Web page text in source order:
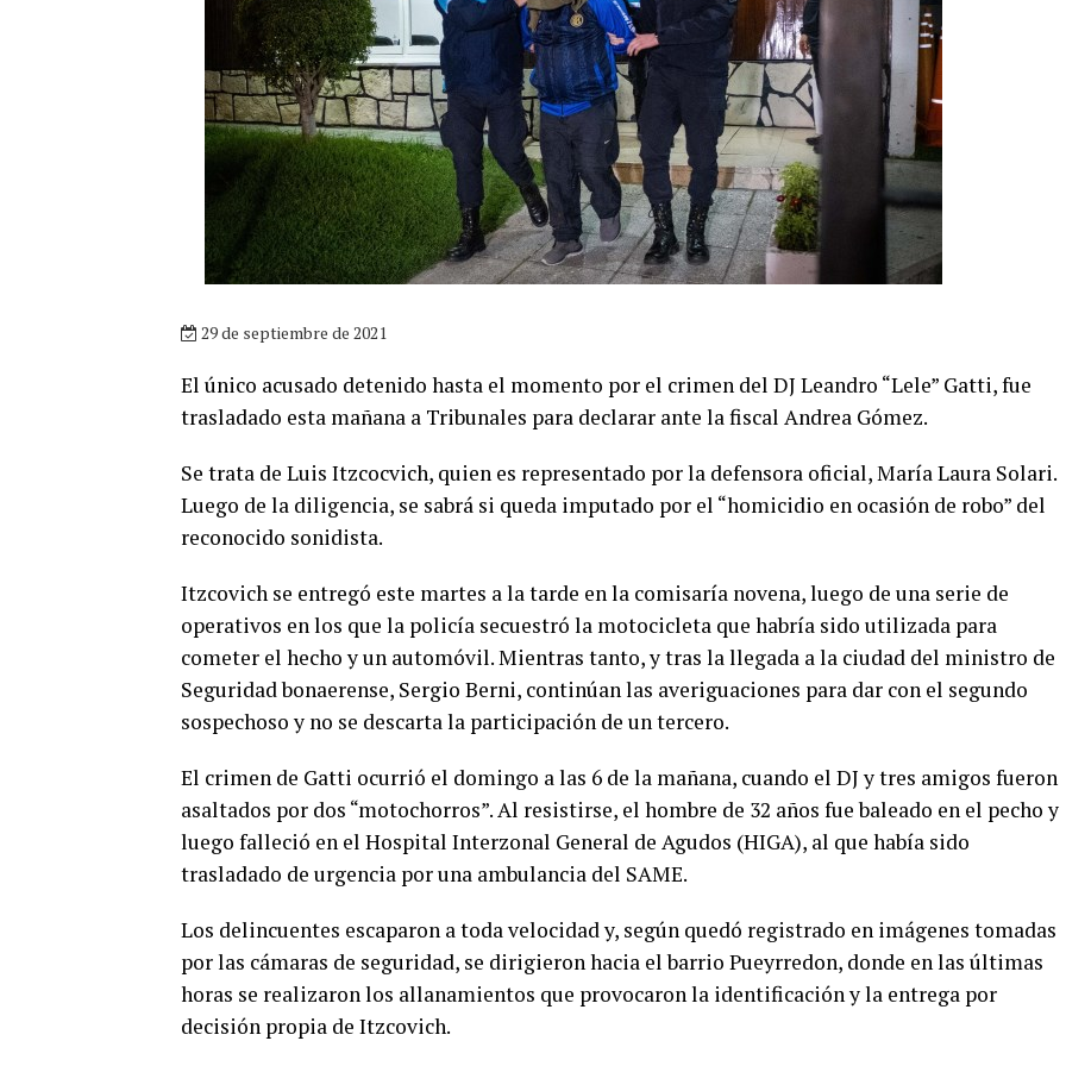
29 de septiembre de 2021
El único acusado detenido hasta el momento por el crimen del DJ Leandro “Lele” Gatti, fue
trasladado esta mañana a Tribunales para declarar ante la fiscal Andrea Gómez.
Se trata de Luis Itzcocvich, quien es representado por la defensora oficial, María Laura Solari.
Luego de la diligencia, se sabrá si queda imputado por el “homicidio en ocasión de robo” del
reconocido sonidista.
Itzcovich se entregó este martes a la tarde en la comisaría novena, luego de una serie de
operativos en los que la policía secuestró la motocicleta que habría sido utilizada para
cometer el hecho y un automóvil. Mientras tanto, y tras la llegada a la ciudad del ministro de
Seguridad bonaerense, Sergio Berni, continúan las averiguaciones para dar con el segundo
sospechoso y no se descarta la participación de un tercero.
El crimen de Gatti ocurrió el domingo a las 6 de la mañana, cuando el DJ y tres amigos fueron
asaltados por dos “motochorros”. Al resistirse, el hombre de 32 años fue baleado en el pecho y
luego falleció en el Hospital Interzonal General de Agudos (HIGA), al que había sido
trasladado de urgencia por una ambulancia del SAME.
Los delincuentes escaparon a toda velocidad y, según quedó registrado en imágenes tomadas
por las cámaras de seguridad, se dirigieron hacia el barrio Pueyrredon, donde en las últimas
horas se realizaron los allanamientos que provocaron la identificación y la entrega por
decisión propia de Itzcovich.